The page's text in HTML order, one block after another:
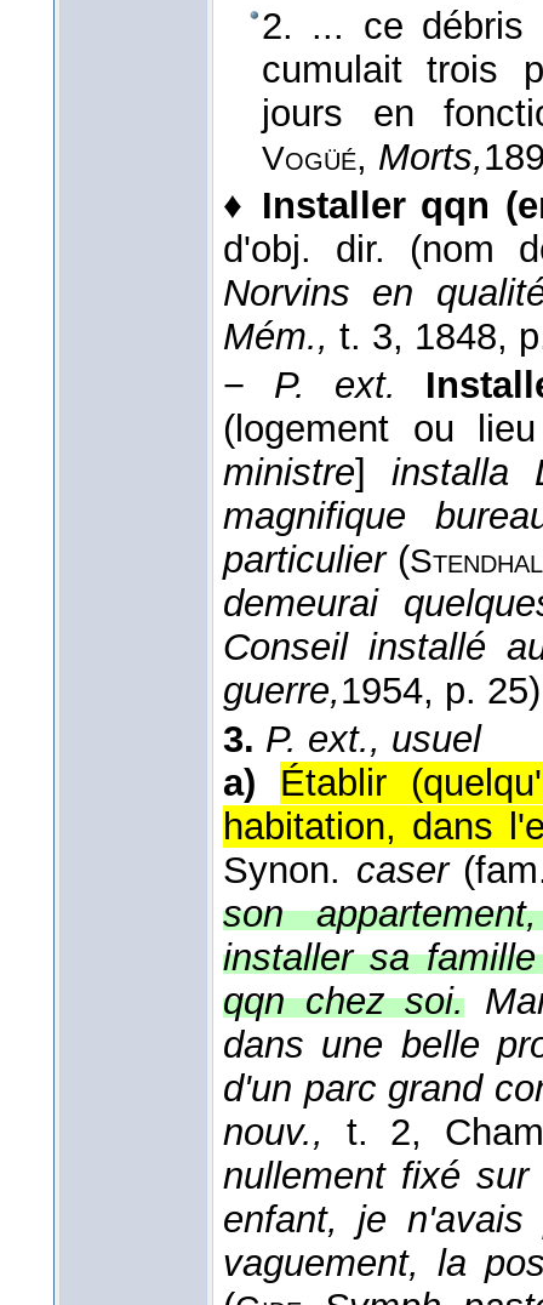
2. ... ce débris
cumulait trois
jours en
Vogüé, Morts,
♦ Installer qqn
d'obj. dir. (nom
Norvins en
Mém., t. 3, 1848,
− P. ext.
(logement ou
ministre] installa
magnifique
particulier (Stendhal
demeurai
Conseil installé
guerre,1954, p.
3. P. ext., usuel
a)
Établir
habitation, dans
Synon. caser
son
installer sa
qqn chez soi.
dans une belle
d'un parc grand
nouv., t. 2,
nullement fixé
enfant, je
vaguement, la